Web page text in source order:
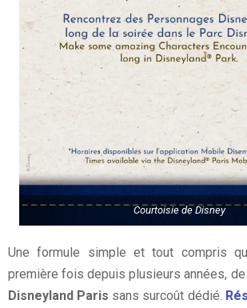
Courtoisie de Disney
Une formule simple et tout compris
première fois depuis plusieurs années,
Disneyland Paris sans surcoût dédié.